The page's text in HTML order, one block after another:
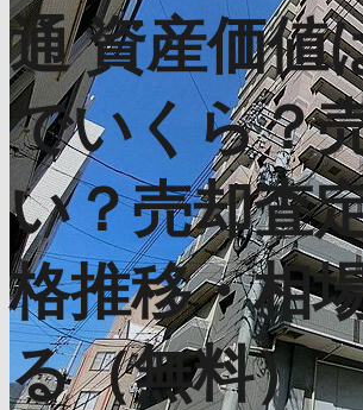
通 資産価値
でいくら？
い？売却査
格推移・相
る（無料）